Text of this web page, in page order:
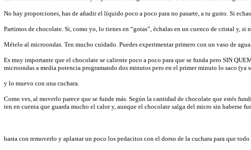
No hay proporciones, has de añadir el líquido poco a poco para no pasarte, a tu gusto. Si
Partimos de chocolate. Si, como yo, lo tienes en “gotas”, échalas en un cuenco de cristal y,
Mételo al microondas. Ten mucho cuidado. Puedes experimentar primero con un vaso de
Es muy importante que el chocolate se caliente poco a poco para que se funda pero SIN
microondas a media potencia programando dos minutos pero en el primer minuto lo saco (ya
y lo muevo con una cuchara.
Como ves, al moverlo parece que se funde más. Según la cantidad de chocolate que estés
ten en cuenta que guarda mucho el calor y, aunque el chocolate salga del micro sin haberse
basta con removerlo y aplastar un poco los pedacitos con el dorso de la cuchara para que